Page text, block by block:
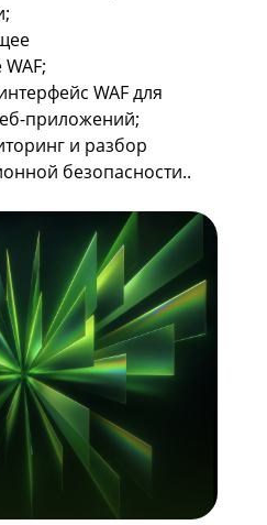
WAF для
приложений;
и разбор
безопасности..